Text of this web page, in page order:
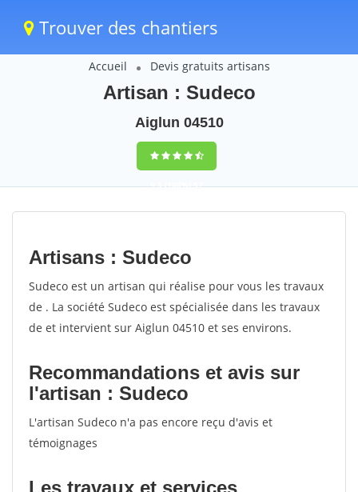
Trouver des chantiers
Accueil Devis gratuits artisans
Artisan : Sudeco
Aiglun 04510
9,5(100%)57
votes
Artisans : Sudeco
Sudeco est un artisan qui réalise pour vous les travaux
de . La société Sudeco est spécialisée dans les travaux
de et intervient sur Aiglun 04510 et ses environs.
Recommandations et avis sur
l'artisan : Sudeco
L'artisan Sudeco n'a pas encore reçu d'avis et
témoignages
Les travaux et services